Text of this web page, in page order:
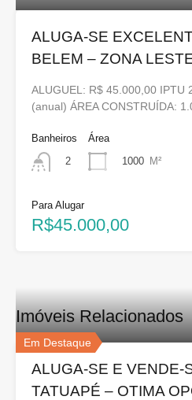
ALUGA-SE
BELEM – ZONA
ALUGUEL: R$ 45.000,00 IPTU
(anual) ÁREA CONSTRUÍDA:
Banheiros
2
Área
1000 M²
Para Alugar
R$45.000,00
Imóveis Relacionados
Em Destaque
ALUGA-SE E VENDE-
TATUAPÉ – OTIMA